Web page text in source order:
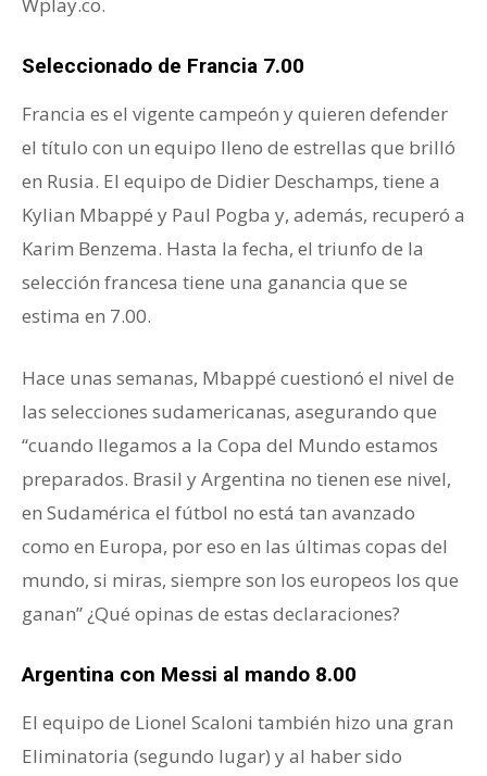
Wplay.co.
Seleccionado de Francia 7.00
Francia es el vigente campeón y quieren defender
el título con un equipo lleno de estrellas que brilló
en Rusia. El equipo de Didier Deschamps, tiene a
Kylian Mbappé y Paul Pogba y, además, recuperó a
Karim Benzema. Hasta la fecha, el triunfo de la
selección francesa tiene una ganancia que se
estima en 7.00.
Hace unas semanas, Mbappé cuestionó el nivel de
las selecciones sudamericanas, asegurando que
“cuando llegamos a la Copa del Mundo estamos
preparados. Brasil y Argentina no tienen ese nivel,
en Sudamérica el fútbol no está tan avanzado
como en Europa, por eso en las últimas copas del
mundo, si miras, siempre son los europeos los que
ganan” ¿Qué opinas de estas declaraciones?
Argentina con Messi al mando 8.00
El equipo de Lionel Scaloni también hizo una gran
Eliminatoria (segundo lugar) y al haber sido